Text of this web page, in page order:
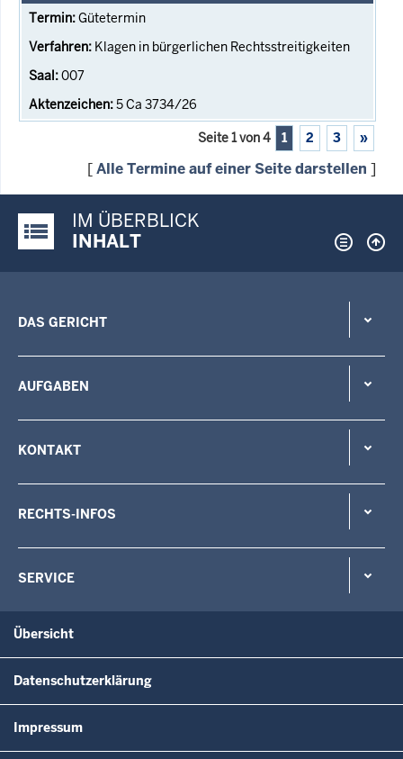
Gütetermin
Klagen in bürgerlichen Rechtsstreitigkeiten
007
5 Ca 3734/26
Seite 1 von 4 1 2 3 »
[Alle Termine auf einer Seite darstellen ]
Justiz-Portal im Überblick:
IM ÜBERBLICK
INHALT
DAS GERICHT
AUFGABEN
KONTAKT
RECHTS-INFOS
SERVICE
Übersicht
Datenschutzerklärung
Impressum